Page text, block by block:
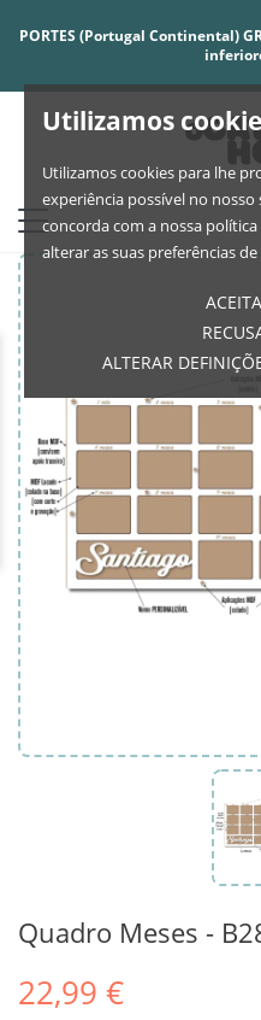
Utilizamos
Utilizamos cookies para lhe
experiência possível no nosso
concorda com a nossa política
alterar as suas preferências
ALTERAR
PORTES (Portugal Continental)
Quadro Meses -
22,99 €